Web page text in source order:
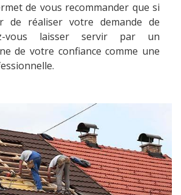
de vous recommander que si
de réaliser votre demande de
vous laisser servir par un
de votre confiance comme une